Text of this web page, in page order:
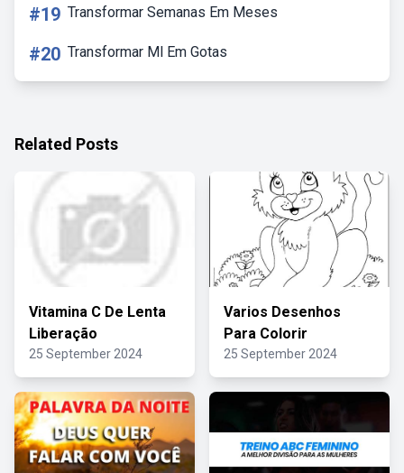
#19 Transformar Semanas Em Meses
#20 Transformar Ml Em Gotas
Related Posts
Vitamina C De Lenta
Liberação
25 September 2024
Varios Desenhos
Para Colorir
25 September 2024